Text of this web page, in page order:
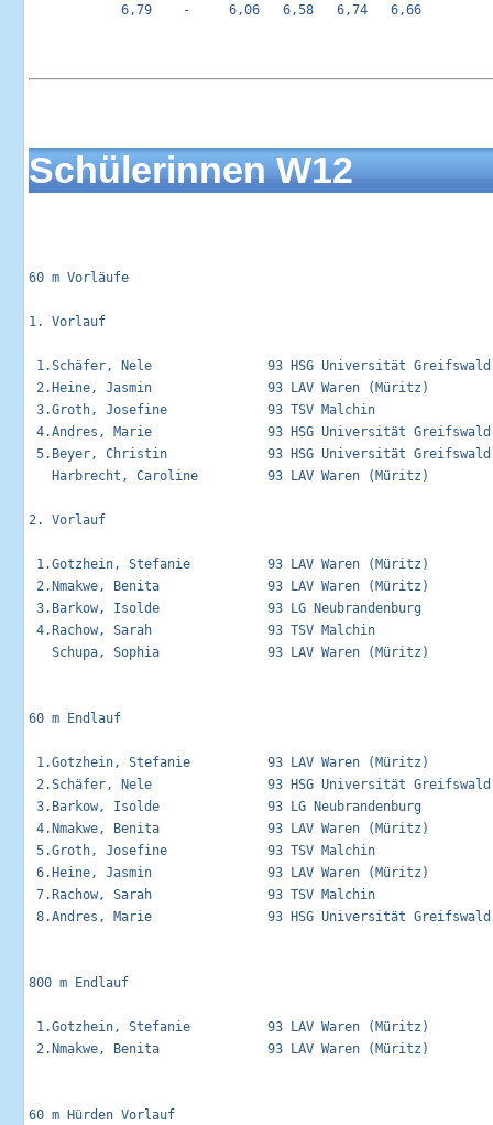
            6,79    -     6,06   6,58   6,74   6,66
Schülerinnen W12
60 m Vorläufe
1. Vorlauf
1.Schäfer, Nele               93 HSG Universität
2.Heine, Jasmin               93 LAV Waren
3.Groth, Josefine             93 TSV Malchin
4.Andres, Marie               93 HSG Universität
5.Beyer, Christin             93 HSG Universität
Harbrecht, Caroline         93 LAV Waren (Müritz)
2. Vorlauf
1.Gotzhein, Stefanie          93 LAV Waren
2.Nmakwe, Benita              93 LAV Waren
3.Barkow, Isolde              93 LG
4.Rachow, Sarah               93 TSV Malchin
Schupa, Sophia              93 LAV Waren (Müritz)
60 m Endlauf
1.Gotzhein, Stefanie          93 LAV Waren (Müritz)
2.Schäfer, Nele               93 HSG Universität
3.Barkow, Isolde              93 LG Neubrandenburg
4.Nmakwe, Benita              93 LAV Waren (Müritz)
5.Groth, Josefine             93 TSV Malchin
6.Heine, Jasmin               93 LAV Waren (Müritz)
7.Rachow, Sarah               93 TSV Malchin
8.Andres, Marie               93 HSG Universität
800 m Endlauf
1.Gotzhein, Stefanie          93 LAV Waren (Müritz)
2.Nmakwe, Benita              93 LAV Waren (Müritz)
60 m Hürden Vorlauf